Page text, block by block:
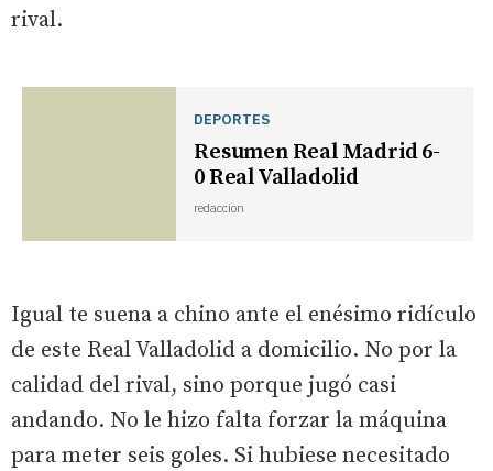
rival.
DEPORTES
Resumen Real Madrid 6-
0 Real Valladolid
redaccion
Igual te suena a chino ante el enésimo ridículo
de este Real Valladolid a domicilio. No por la
calidad del rival, sino porque jugó casi
andando. No le hizo falta forzar la máquina
para meter seis goles. Si hubiese necesitado